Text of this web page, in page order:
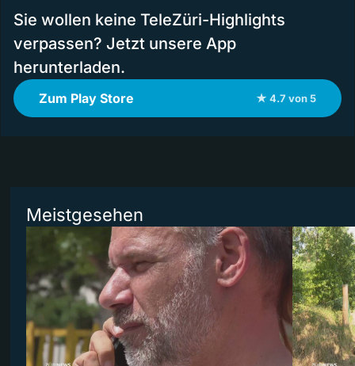
Sie wollen keine TeleZüri-Highlights
verpassen? Jetzt unsere App
herunterladen.
Zum Play Store ★ 4.7 von 5
Meistgesehen